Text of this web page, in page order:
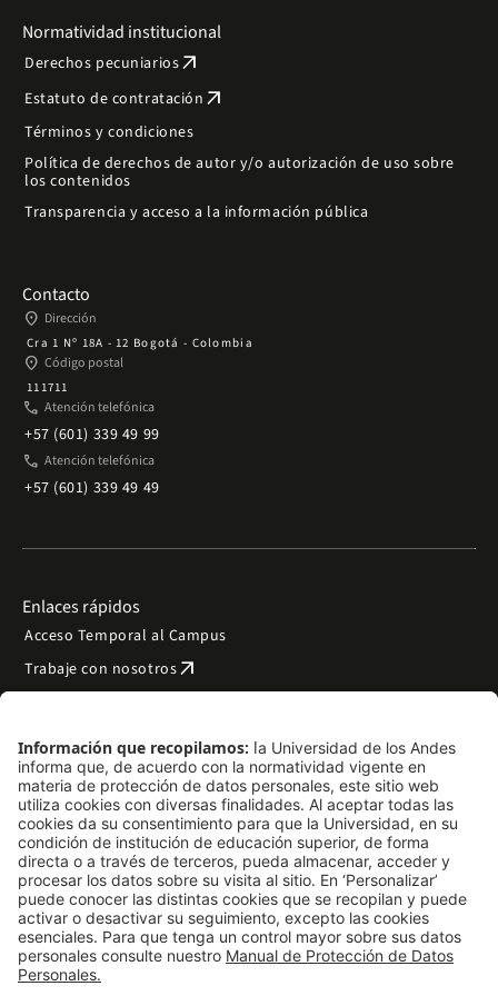
Normatividad institucional
Derechos pecuniariosarrow_outward
Estatuto de contratación arrow_outward
Términos y condiciones
Política de derechos de autor y/o autorización de uso sobre
los contenidos
Transparencia y acceso a la información pública
Contacto
place Dirección
Cra 1 Nº 18A - 12 Bogotá - Colombia
place Código postal
111711
phone Atención telefónica
+57 (601) 339 49 99
phone Atención telefónica
+57 (601) 339 49 49
Enlaces rápidos
Acceso Temporal al Campus
Trabaje con nosotrosarrow_outward
Preguntas frecuentes
Filantropía y donacionesarrow_outward
Mapa del sitio arrow_outward
Síguenos
LinkedIn
Instagram
Facebook